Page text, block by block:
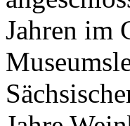
Jahren im